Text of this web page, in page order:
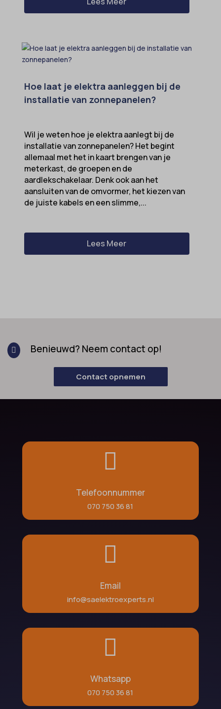
Hoe laat je elektra aanleggen bij de
installatie van zonnepanelen?
Wil je weten hoe je elektra aanlegt bij de
installatie van zonnepanelen? Het begint
allemaal met het in kaart brengen van je
meterkast, de groepen en de
aardlekschakelaar. Denk ook aan het
aansluiten van de omvormer, het kiezen van
de juiste kabels en een slimme,...
Lees Meer
 Benieuwd? Neem contact op!
Contact opnemen

Telefoonnummer
070 750 36 81

Email
info@saelektroexperts.nl

Whatsapp
070 750 36 81